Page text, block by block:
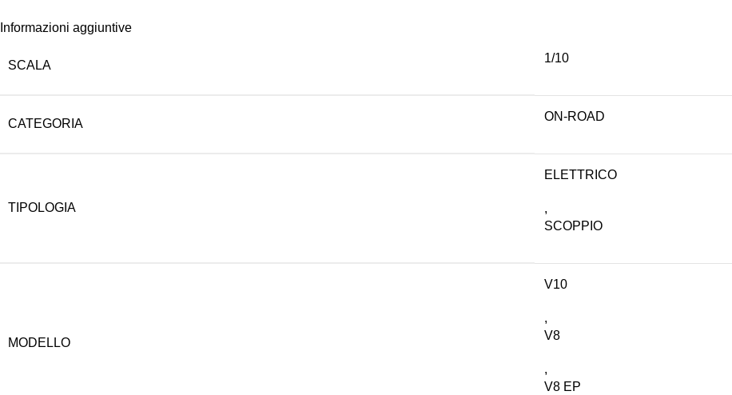
Informazioni aggiuntive
SCALA
1/10
CATEGORIA
ON-ROAD
TIPOLOGIA
ELETTRICO
,
SCOPPIO
MODELLO
V10
,
V8
,
V8 EP